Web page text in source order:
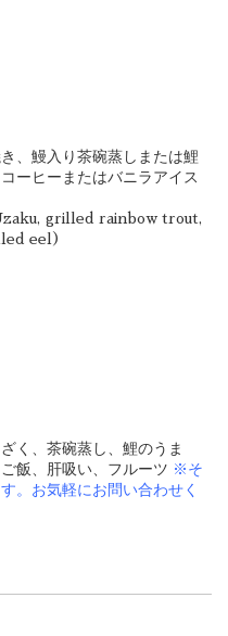
、鰻入り茶碗蒸しまたは鯉
ーヒーまたはバニラアイス
grilled rainbow trout,
eel）
く、茶碗蒸し、鯉のうま
飯、肝吸い、フルーツ ※そ
。お気軽にお問い合わせく